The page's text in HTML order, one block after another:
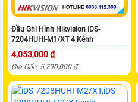
Đầu Ghi Hình Hikvision IDS-
7204HUHI-M1/XT 4 Kênh
4,053,000 ₫
Giá Gốc: 5,790,000 ₫